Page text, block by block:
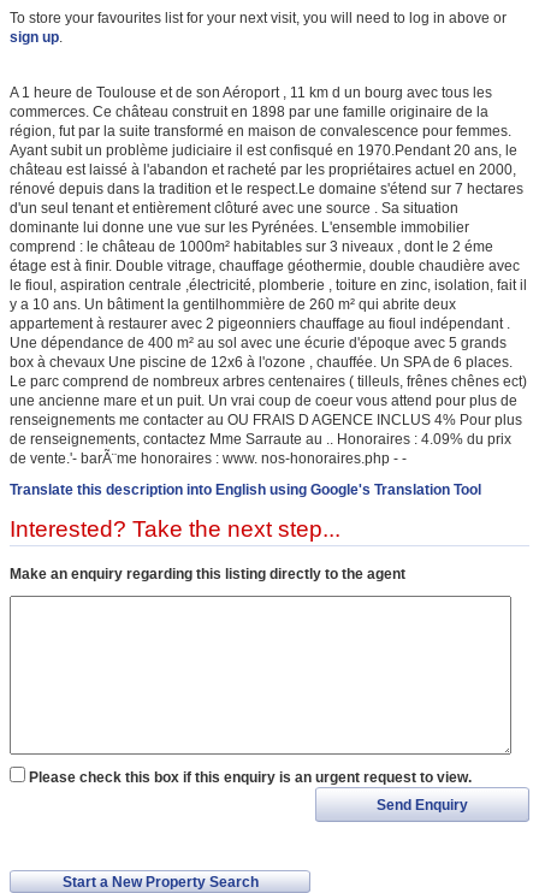
To store your favourites list for your next visit, you will need to log in above or
sign up.
A 1 heure de Toulouse et de son Aéroport , 11 km d un bourg avec tous les
commerces. Ce château construit en 1898 par une famille originaire de la
région, fut par la suite transformé en maison de convalescence pour femmes.
Ayant subit un problème judiciaire il est confisqué en 1970.Pendant 20 ans, le
château est laissé à l'abandon et racheté par les propriétaires actuel en 2000,
rénové depuis dans la tradition et le respect.Le domaine s'étend sur 7 hectares
d'un seul tenant et entièrement clôturé avec une source . Sa situation
dominante lui donne une vue sur les Pyrénées. L'ensemble immobilier
comprend : le château de 1000m² habitables sur 3 niveaux , dont le 2 éme
étage est à finir. Double vitrage, chauffage géothermie, double chaudière avec
le fioul, aspiration centrale ,électricité, plomberie , toiture en zinc, isolation, fait il
y a 10 ans. Un bâtiment la gentilhommière de 260 m² qui abrite deux
appartement à restaurer avec 2 pigeonniers chauffage au fioul indépendant .
Une dépendance de 400 m² au sol avec une écurie d'époque avec 5 grands
box à chevaux Une piscine de 12x6 à l'ozone , chauffée. Un SPA de 6 places.
Le parc comprend de nombreux arbres centenaires ( tilleuls, frênes chênes ect)
une ancienne mare et un puit. Un vrai coup de coeur vous attend pour plus de
renseignements me contacter au OU FRAIS D AGENCE INCLUS 4% Pour plus
de renseignements, contactez Mme Sarraute au .. Honoraires : 4.09% du prix
de vente.'- barÃ¨me honoraires : www. nos-honoraires.php - -
Translate this description into English using Google's Translation Tool
Interested? Take the next step...
Make an enquiry regarding this listing directly to the agent
Please check this box if this enquiry is an urgent request to view.
Send Enquiry
Start a New Property Search